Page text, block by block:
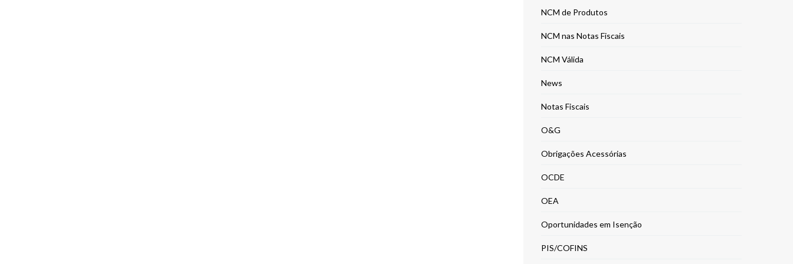
NCM de Produtos
NCM nas Notas Fiscais
NCM Válida
News
Notas Fiscais
O&G
Obrigações Acessórias
OCDE
OEA
Oportunidades em Isenção
PIS/COFINS